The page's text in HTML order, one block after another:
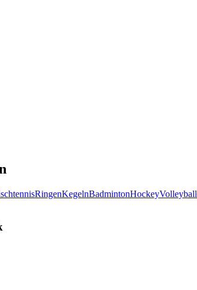
RingenKegelnBadmintonHockeyVolleyball